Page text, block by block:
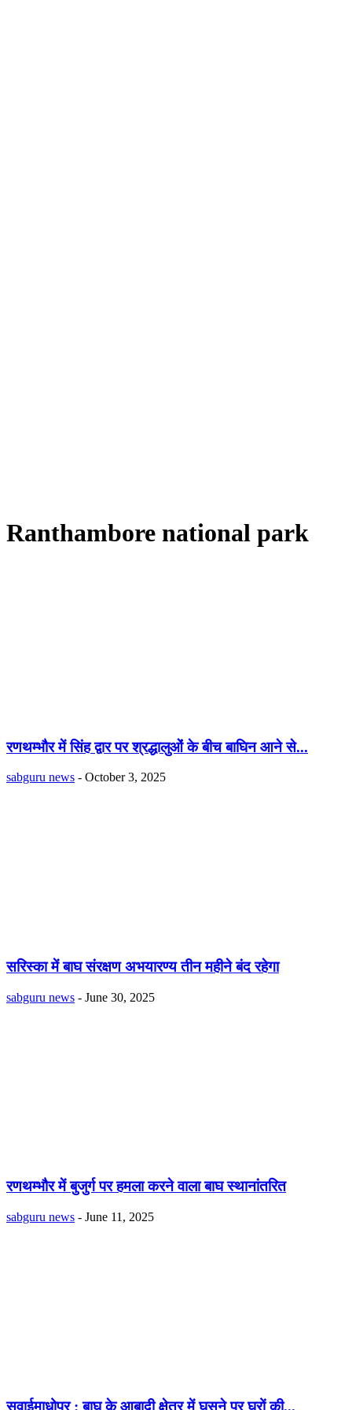
Ranthambore national park
रणथम्भौर में सिंह द्वार पर श्रद्धालुओंं के बीच बाघिन आने से...
sabguru news - October 3, 2025
सरिस्का में बाघ संरक्षण अभयारण्य तीन महीने बंद रहेगा
sabguru news - June 30, 2025
रणथम्भौर में बुजुर्ग पर हमला करने वाला बाघ स्थानांतरित
sabguru news - June 11, 2025
सवाईमाधोपुर : बाघ के आबादी क्षेत्र में घुसने पर घरों की...